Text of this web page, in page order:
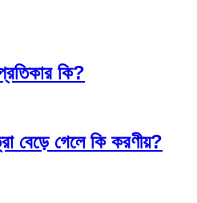
কি?
বেড়ে গেলে কি করণীয়?